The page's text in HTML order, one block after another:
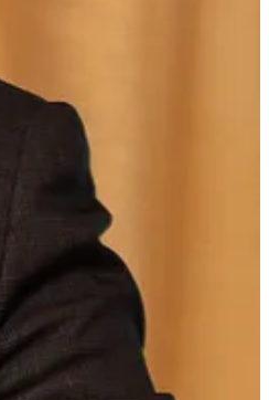
segmento de cliente,
quantos destinatários clicaram no
até o uso final.
voucher.